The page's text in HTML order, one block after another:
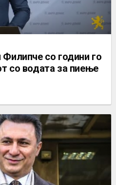
со години го
со водата за пиење